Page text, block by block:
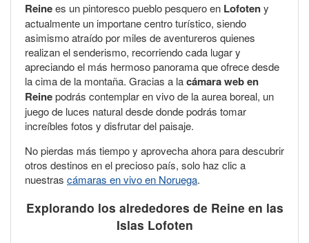
Reinees un pintoresco pueblo pesquero en Lofoteny
actualmente un importane centro turístico, siendo
asimismo atraído por miles de aventureros quienes
realizan el senderismo, recorriendo cada lugar y
apreciando el más hermoso panorama que ofrece desde
la cima de la montaña. Gracias a lacámara web en
Reinepodrás contemplar en vivo de la aurea boreal, un
juego de luces natural desde donde podrás tomar
increíbles fotos y disfrutar del paisaje.
No pierdas más tiempo y aprovecha ahora para descubrir
otros destinos en el precioso país, solo haz clic a
nuestras cámaras en vivo en Noruega.
Explorando los alrededores de Reine en las
Islas Lofoten